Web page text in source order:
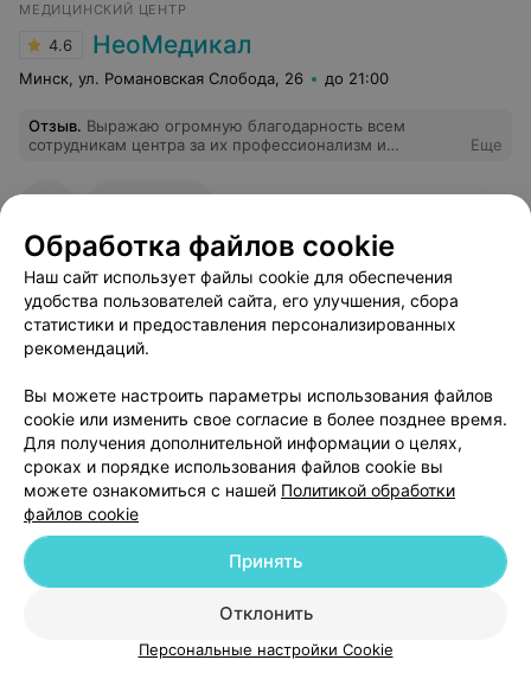
МЕДИЦИНСКИЙ ЦЕНТР
4.6 НеоМедикал
Минск, ул. Романовская Слобода, 26 до 21:00
Отзыв. Выражаю огромную благодарность всем
сотрудникам центра за их профессионализм и
Еще
Добавить специалиста
О проекте Новости проекта
Размещение рекламы
Медицинский маркетинг
Публичный договор
Пользовательское соглашение
Способы оплаты
Обработка файлов cookie
Наш сайт использует файлы cookie для обеспечения
удобства пользователей сайта, его улучшения, сбора
статистики и предоставления персонализированных
рекомендаций.
Вы можете настроить параметры использования файлов
cookie или изменить свое согласие в более позднее время.
Для получения дополнительной информации о целях,
сроках и порядке использования файлов cookie вы
можете ознакомиться с нашей Политикой обработки
файлов cookie
Отклонить
Принять
Персональные настройки Cookie